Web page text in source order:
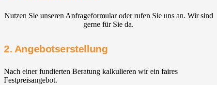
Nutzen Sie unseren Anfrageformular oder rufen Sie uns an. Wir sind
gerne für Sie da.
2. Angebotserstellung
Nach einer fundierten Beratung kalkulieren wir ein faires
Festpreisangebot.